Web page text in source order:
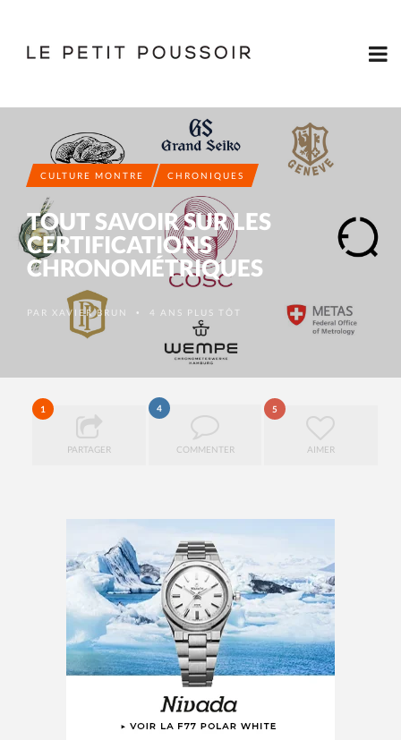
CULTURE MONTRE CHRONIQUES
TOUT SAVOIR SUR LES
CERTIFICATIONS
CHRONOMÉTRIQUES
PAR XAVIER BRUN • 4 ANS PLUS TÔT
1
PARTAGER
4
COMMENTER
5
AIMER